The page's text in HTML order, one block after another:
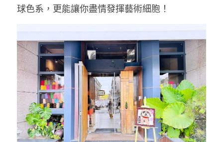
球色系，更能讓你盡情發揮藝術細胞！